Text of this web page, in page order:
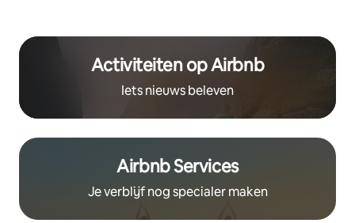
Activiteiten op Airbnb
Iets nieuws beleven
Airbnb Services
Je verblijf nog specialer maken